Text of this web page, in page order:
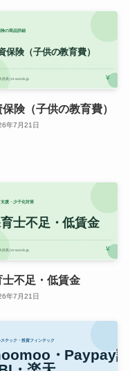
険（子供の教育費）
年7月21日
士不足・低賃金
年7月21日